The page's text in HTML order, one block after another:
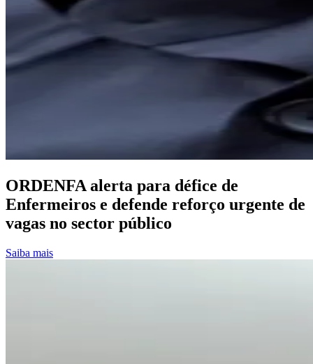
ORDENFA alerta para défice de
Enfermeiros e defende reforço urgente de
vagas no sector público
Saiba mais